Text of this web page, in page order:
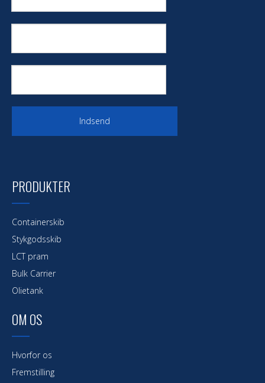
Indsend
PRODUKTER
Containerskib
Stykgodsskib
LCT pram
Bulk Carrier
Olietank
OM OS
Hvorfor os
Fremstilling